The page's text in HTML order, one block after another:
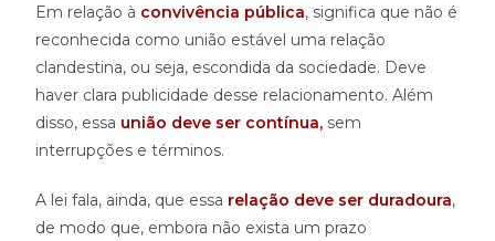
Em relação à convivência pública, significa que não é
reconhecida como união estável uma relação
clandestina, ou seja, escondida da sociedade. Deve
haver clara publicidade desse relacionamento. Além
disso, essa união deve ser contínua, sem
interrupções e términos.
A lei fala, ainda, que essa relação deve ser duradoura,
de modo que, embora não exista um prazo